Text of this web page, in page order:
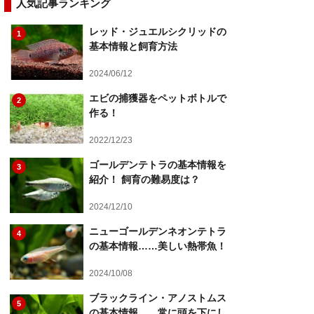
人気記事ランキング
1
レッド・ジュエルシクリッドの
基本情報と飼育方法
2024/06/12
2
エビの捕獲器をペットボトルで
作る！
2022/12/23
3
ゴールデンテトラの基本情報を
紹介！ 飼育の難易度は？
2024/12/10
4
ニューゴールデンネオンテトラ
の基本情報……美しい熱帯魚！
2024/10/08
5
ブラックライン・アノストムス